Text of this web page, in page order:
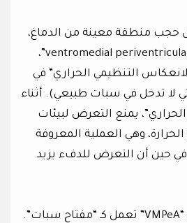
حجب منطقة معينة من الدماغ،
وهي “(VMPeA) ventromedial periventricular area”،
التنظيمي الحراري” في
لا تدخل في سبات طبيعي). أثناء
يمنع التعرض لبيئات
وهي العملية المعروفة
في حين أن التعرض للدفء يزيد
كما يكشف بحثهم أن “VMPeA” تعمل كـ “مفتاح سبات”.